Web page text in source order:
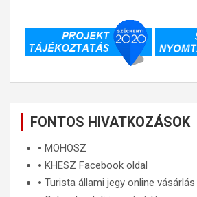
FONTOS HIVATKOZÁSOK
🞄 MOHOSZ
🞄 KHESZ Facebook oldal
🞄 Turista állami jegy online vásárlás